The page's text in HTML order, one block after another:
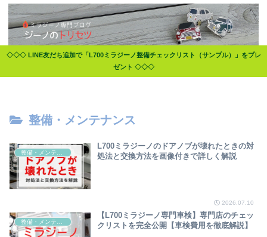
◇◇◇ LINE友だち追加で「L700ミラジーノ整備チェックリスト（サンプル）」をプレ
ゼント ◇◇◇
整備・メンテナンス
L700ミラジーノのドアノブが壊れたときの対
処法と交換方法を画像付きで詳しく解説
2026.07.10
【L700ミラジーノ専門車検】専門店のチェッ
クリストを完全公開【車検費用を徹底解説】